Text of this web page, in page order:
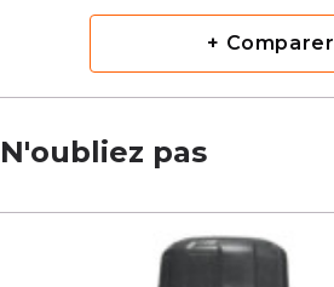
+ Comparer
N'oubliez pas